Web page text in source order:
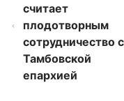
считает
плодотворным
сотрудничество с
Тамбовской
епархией